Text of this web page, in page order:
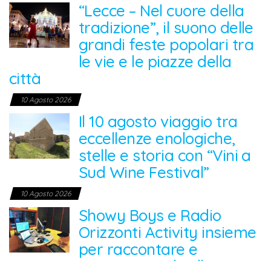
“Lecce – Nel cuore della
tradizione”, il suono delle
grandi feste popolari tra
le vie e le piazze della
città
10 Agosto 2026
Il 10 agosto viaggio tra
eccellenze enologiche,
stelle e storia con “Vini a
Sud Wine Festival”
10 Agosto 2026
Showy Boys e Radio
Orizzonti Activity insieme
per raccontare e